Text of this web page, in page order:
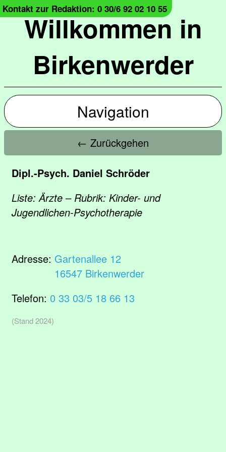
Willkommen in
Birkenwerder
Kontakt zur Redaktion: 0 30/6 92 02 10 55
Navigation
← Zurückgehen
Dipl.-Psych. Daniel Schröder
Liste: Ärzte – Rubrik: Kinder- und
Jugendlichen-Psychotherapie
Adresse: Gartenallee 12
16547 Birkenwerder
Telefon: 0 33 03/5 18 66 13
(Stand 2024)